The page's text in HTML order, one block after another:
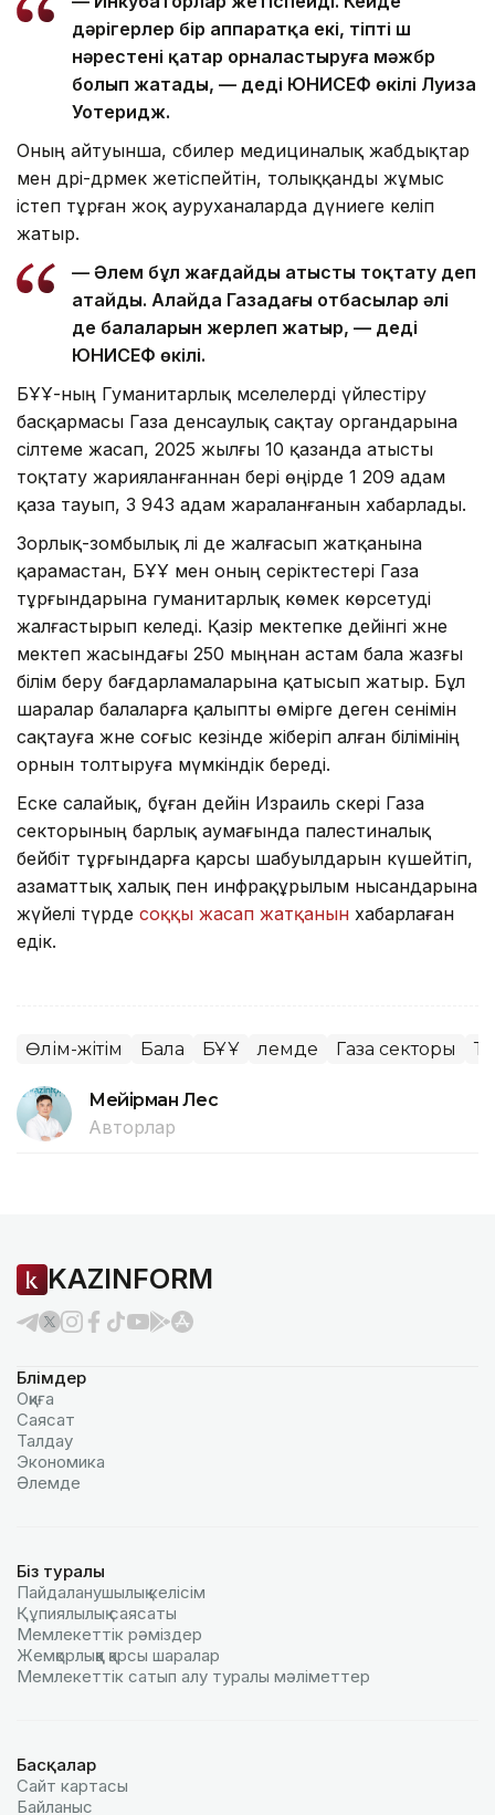
дәрігерлер бір аппаратқа екі, тіпті үш
нәрестені қатар орналастыруға мәжбүр
болып жатады, — деді ЮНИСЕФ өкілі Луиза
Уотеридж.
Оның айтуынша, сәбилер медициналық жабдықтар
мен дәрі-дәрмек жетіспейтін, толыққанды жұмыс
істеп тұрған жоқ ауруханаларда дүниеге келіп
жатыр.
— Әлем бұл жағдайды атысты тоқтату деп
атайды. Алайда Газадағы отбасылар әлі
де балаларын жерлеп жатыр, — деді
ЮНИСЕФ өкілі.
БҰҰ-ның Гуманитарлық мәселелерді үйлестіру
басқармасы Газа денсаулық сақтау органдарына
сілтеме жасап, 2025 жылғы 10 қазанда атысты
тоқтату жарияланғаннан бері өңірде 1 209 адам
қаза тауып, 3 943 адам жараланғанын хабарлады.
Зорлық-зомбылық әлі де жалғасып жатқанына
қарамастан, БҰҰ мен оның серіктестері Газа
тұрғындарына гуманитарлық көмек көрсетуді
жалғастырып келеді. Қазір мектепке дейінгі және
мектеп жасындағы 250 мыңнан астам бала жазғы
білім беру бағдарламаларына қатысып жатыр. Бұл
шаралар балаларға қалыпты өмірге деген сенімін
сақтауға және соғыс кезінде жіберіп алған білімінің
орнын толтыруға мүмкіндік береді.
Еске салайық, бұған дейін Израиль әскері Газа
секторының барлық аумағында палестиналық
бейбіт тұрғындарға қарсы шабуылдарын күшейтіп,
азаматтық халық пен инфрақұрылым нысандарына
жүйелі түрде соққы жасап жатқанын хабарлаған
едік.
Өлім-жітім Бала БҰҰ Әлемде Газа секторы
Мейірман Лес
Авторлар
KAZINFORM
Бөлімдер
Оқиға
Саясат
Талдау
Экономика
Әлемде
Біз туралы
Пайдаланушылық келiciм
Құпиялылық саясаты
Мемлекеттік рәміздер
Жемқорлыққа қарсы шаралар
Мемлекеттік сатып алу туралы мәлiметтер
Басқалар
Сайт картасы
Байланыс